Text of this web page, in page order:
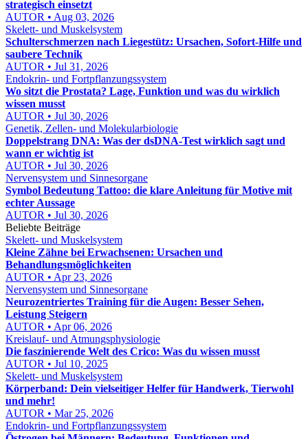
strategisch einsetzt
AUTOR • Aug 03, 2026
Skelett- und Muskelsystem
Schulterschmerzen nach Liegestütz: Ursachen, Sofort-Hilfe und
saubere Technik
AUTOR • Jul 31, 2026
Endokrin- und Fortpflanzungssystem
Wo sitzt die Prostata? Lage, Funktion und was du wirklich
wissen musst
AUTOR • Jul 30, 2026
Genetik, Zellen- und Molekularbiologie
Doppelstrang DNA: Was der dsDNA-Test wirklich sagt und
wann er wichtig ist
AUTOR • Jul 30, 2026
Nervensystem und Sinnesorgane
Symbol Bedeutung Tattoo: die klare Anleitung für Motive mit
echter Aussage
AUTOR • Jul 30, 2026
Beliebte Beiträge
Skelett- und Muskelsystem
Kleine Zähne bei Erwachsenen: Ursachen und
Behandlungsmöglichkeiten
AUTOR • Apr 23, 2026
Nervensystem und Sinnesorgane
Neurozentriertes Training für die Augen: Besser Sehen,
Leistung Steigern
AUTOR • Apr 06, 2026
Kreislauf- und Atmungsphysiologie
Die faszinierende Welt des Crico: Was du wissen musst
AUTOR • Jul 10, 2025
Skelett- und Muskelsystem
Körperband: Dein vielseitiger Helfer für Handwerk, Tierwohl
und mehr!
AUTOR • Mar 25, 2026
Endokrin- und Fortpflanzungssystem